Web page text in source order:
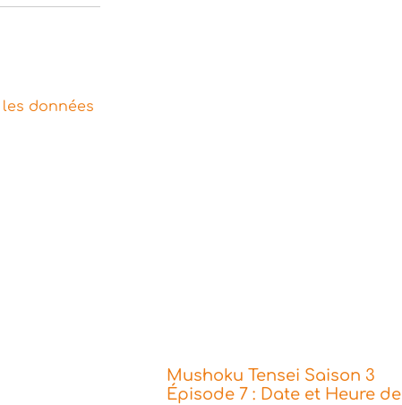
données
Mushoku Tensei Saison 3
Épisode 7 : Date et Heure de